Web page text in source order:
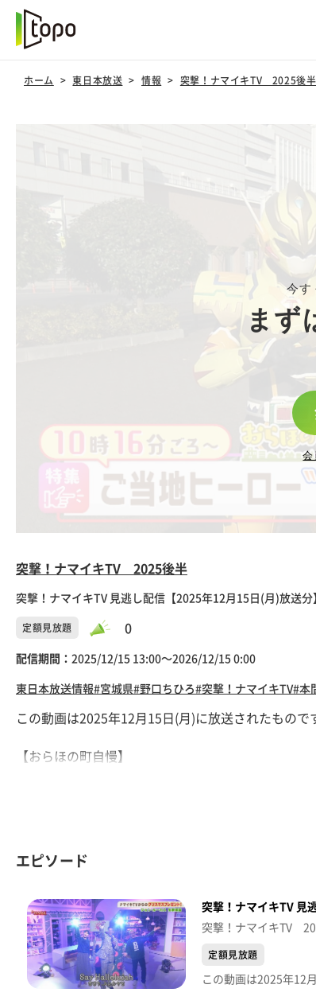
ホーム 東日本放送 情報 突撃！ナマイキTV 2025後半
今す
まず
会
突撃！ナマイキTV 2025後半
突撃！ナマイキTV 見逃し配信【2025年12月15日(月)放送分
定額見放題 0
配信期間： 2025/12/15 13:00〜2026/12/15 0:00
東日本放送情報#宮城県#野口ちひろ#突撃！ナマイキTV#本
この動画は2025年12月15日(月)に放送されたもので
【おらほの町自慢】
【ナマなキッチン】
【仙台クリスマスマーケット2025 ヒュッテグルメ
※紹介した催事等は終了している場合があります。
※紹介した商品等は取り扱いが終了している場合が
エピソード
突撃！ナマイキTV 見
突撃！ナマイキTV
定額見放題